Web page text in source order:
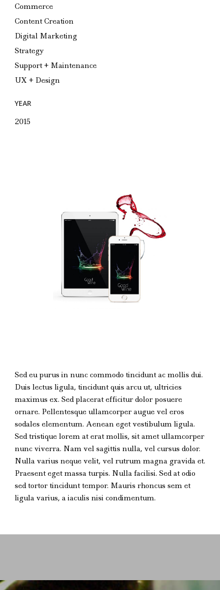
Commerce
Content Creation
Digital Marketing
Strategy
Support + Maintenance
UX + Design
YEAR
2015
Sed eu purus in nunc commodo tincidunt ac mollis dui.
Duis lectus ligula, tincidunt quis arcu ut, ultricies
maximus ex. Sed placerat efficitur dolor posuere
ornare. Pellentesque ullamcorper augue vel eros
sodales elementum. Aenean eget vestibulum ligula.
Sed tristique lorem at erat mollis, sit amet ullamcorper
nunc viverra. Nam vel sagittis nulla, vel cursus dolor.
Nulla varius neque velit, vel rutrum magna gravida et.
Praesent eget massa turpis. Nulla facilisi. Sed at odio
sed tortor tincidunt tempor. Mauris rhoncus sem et
ligula varius, a iaculis nisi condimentum.